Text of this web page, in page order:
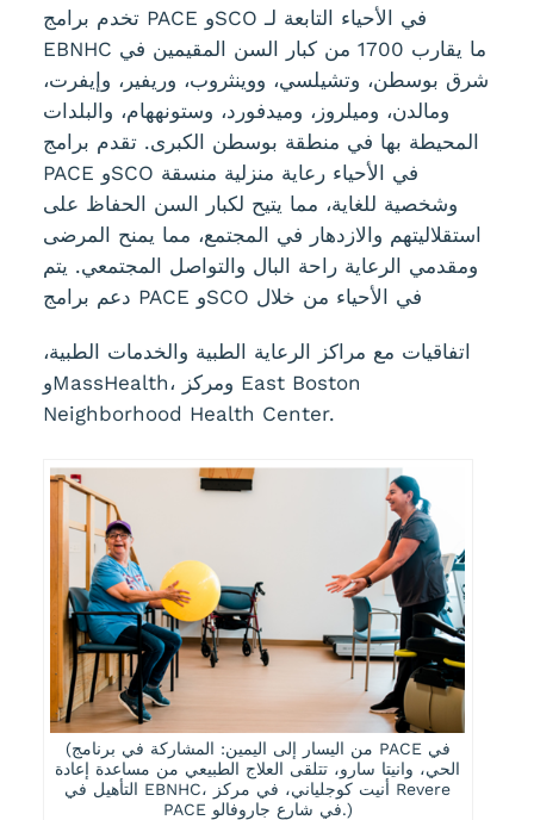
تخدم برامج PACE وSCO في الأحياء التابعة لـ
EBNHC ما يقارب 1700 من كبار السن المقيمين في
شرق بوسطن، وتشيلسي، ووينثروب، وريفير، وإيفرت،
ومالدن، وميلروز، وميدفورد، وستونههام، والبلدات
المحيطة بها في منطقة بوسطن الكبرى. تقدم برامج
PACE وSCO في الأحياء رعاية منزلية منسقة
وشخصية للغاية، مما يتيح لكبار السن الحفاظ على
استقلاليتهم والازدهار في المجتمع، مما يمنح المرضى
ومقدمي الرعاية راحة البال والتواصل المجتمعي. يتم
دعم برامج PACE وSCO في الأحياء من خلال
اتفاقيات مع مراكز الرعاية الطبية والخدمات الطبية،
وMassHealth، ومركز East Boston
Neighborhood Health Center.
(من اليسار إلى اليمين: المشاركة في برنامج PACE في
الحي، وانيتا سارو، تتلقى العلاج الطبيعي من مساعدة إعادة
التأهيل في EBNHC، أنيت كوجلياني، في مركز Revere
PACE في شارع جاروفالو.)